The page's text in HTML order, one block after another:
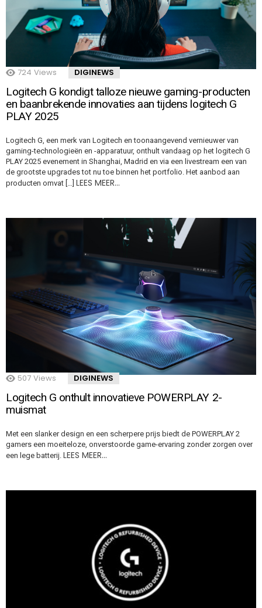
724 Views DIGINEWS
Logitech G kondigt talloze nieuwe gaming-producten
en baanbrekende innovaties aan tijdens logitech G
PLAY 2025
Logitech G, een merk van Logitech en toonaangevend vernieuwer van
gaming-technologieën en -apparatuur, onthult vandaag op het logitech G
PLAY 2025 evenement in Shanghai, Madrid en via een livestream een van
de grootste upgrades tot nu toe binnen het portfolio. Het aanbod aan
producten omvat […] LEES MEER…
507 Views DIGINEWS
Logitech G onthult innovatieve POWERPLAY 2-
muismat
Met een slanker design en een scherpere prijs biedt de POWERPLAY 2
gamers een moeiteloze, onverstoorde game-ervaring zonder zorgen over
een lege batterij. LEES MEER…